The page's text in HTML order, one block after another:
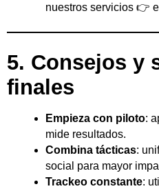
nuestros servicios 👉
5. Consejos y
finales
Empieza con piloto:
mide resultados.
Combina tácticas:
social para mayor
Trackeo constante: